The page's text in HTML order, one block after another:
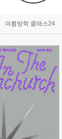
여름방학 클래스24